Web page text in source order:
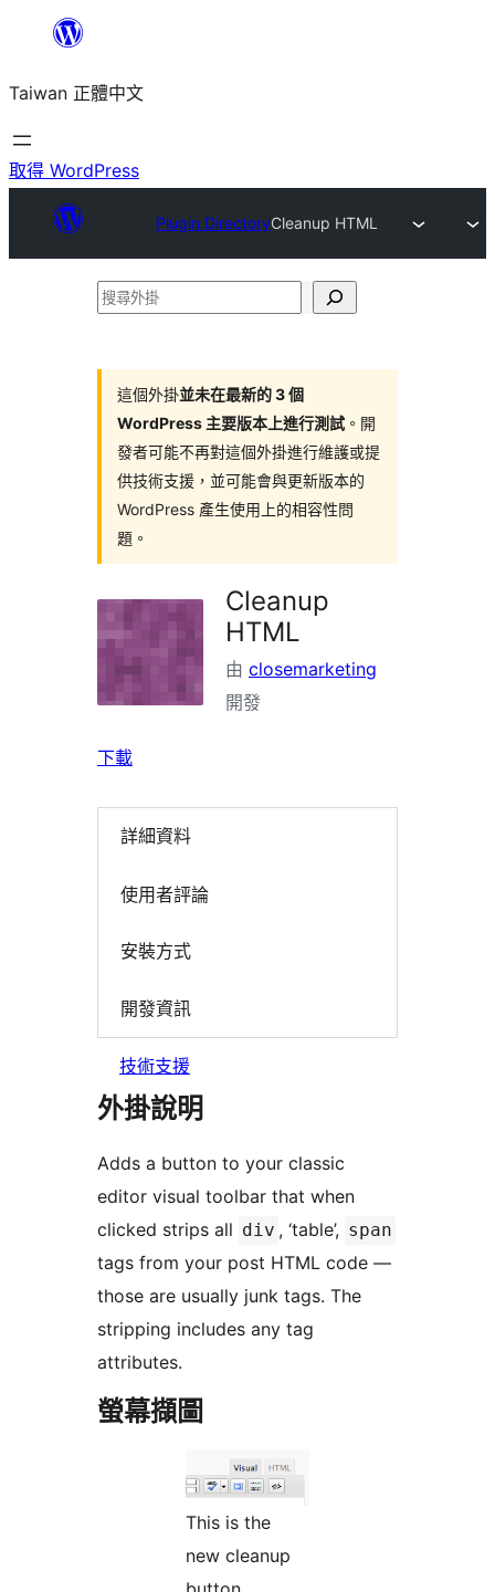
主
要
內
Taiwan 正體中文
取得 WordPress
Plugin DirectoryCleanup HTML
搜
這個外掛並未在最新的 3 個
WordPress 主要版本上進行測試 。開
發者可能不再對這個外掛進行維護或提
供技術支援，並可能會與更新版本的
WordPress 產生使用上的相容性問
題。
Cleanup
HTML
由 closemarketing
開發
下載
詳細資料
使用者評論
安裝方式
開發資訊
技術支援
外掛說明
Adds a button to your classic
editor visual toolbar that when
clicked strips all div , ‘table’, span
tags from your post HTML code —
those are usually junk tags. The
stripping includes any tag
attributes.
螢幕擷圖
This is the
new cleanup